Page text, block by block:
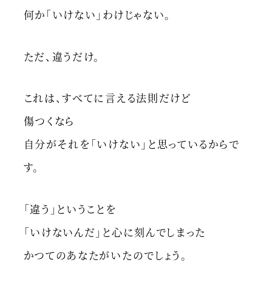
何か「いけない」わけじゃない。
ただ、違うだけ。
これは、すべてに言える法則だけど
傷つくなら
自分がそれを「いけない」と思っているからで
す。
「違う」ということを
「いけないんだ」と心に刻んでしまった
かつてのあなたがいたのでしょう。